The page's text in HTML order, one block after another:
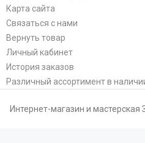
Карта сайта
Связаться с нами
Вернуть товар
Личный кабинет
История заказов
Различный ассортимент в
Интернет-магазин и